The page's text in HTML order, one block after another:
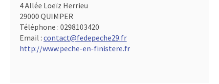
4 Allée Loeïz Herrieu
29000 QUIMPER
Téléphone : 0298103420
Email : contact@fedepeche29.fr
http://www.peche-en-finistere.fr